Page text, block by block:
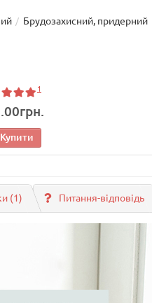
Брудозахисний, придерний
1
Купити
(1) Питання-відповідь